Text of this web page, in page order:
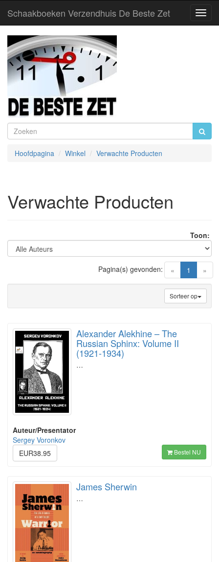
Schaakboeken Verzendhuis De Beste Zet
Hoofdpagina Winkel Verwachte Producten
Verwachte Producten
Toon:
« 1 (current)
»
Pagina(s) gevonden:
Sorteer op
Alexander Alekhine – The
Russian Sphinx: Volume II
(1921-1934)
…
Auteur/Presentator
Sergey Voronkov
EUR38.95
Bestel NU
James Sherwin
…